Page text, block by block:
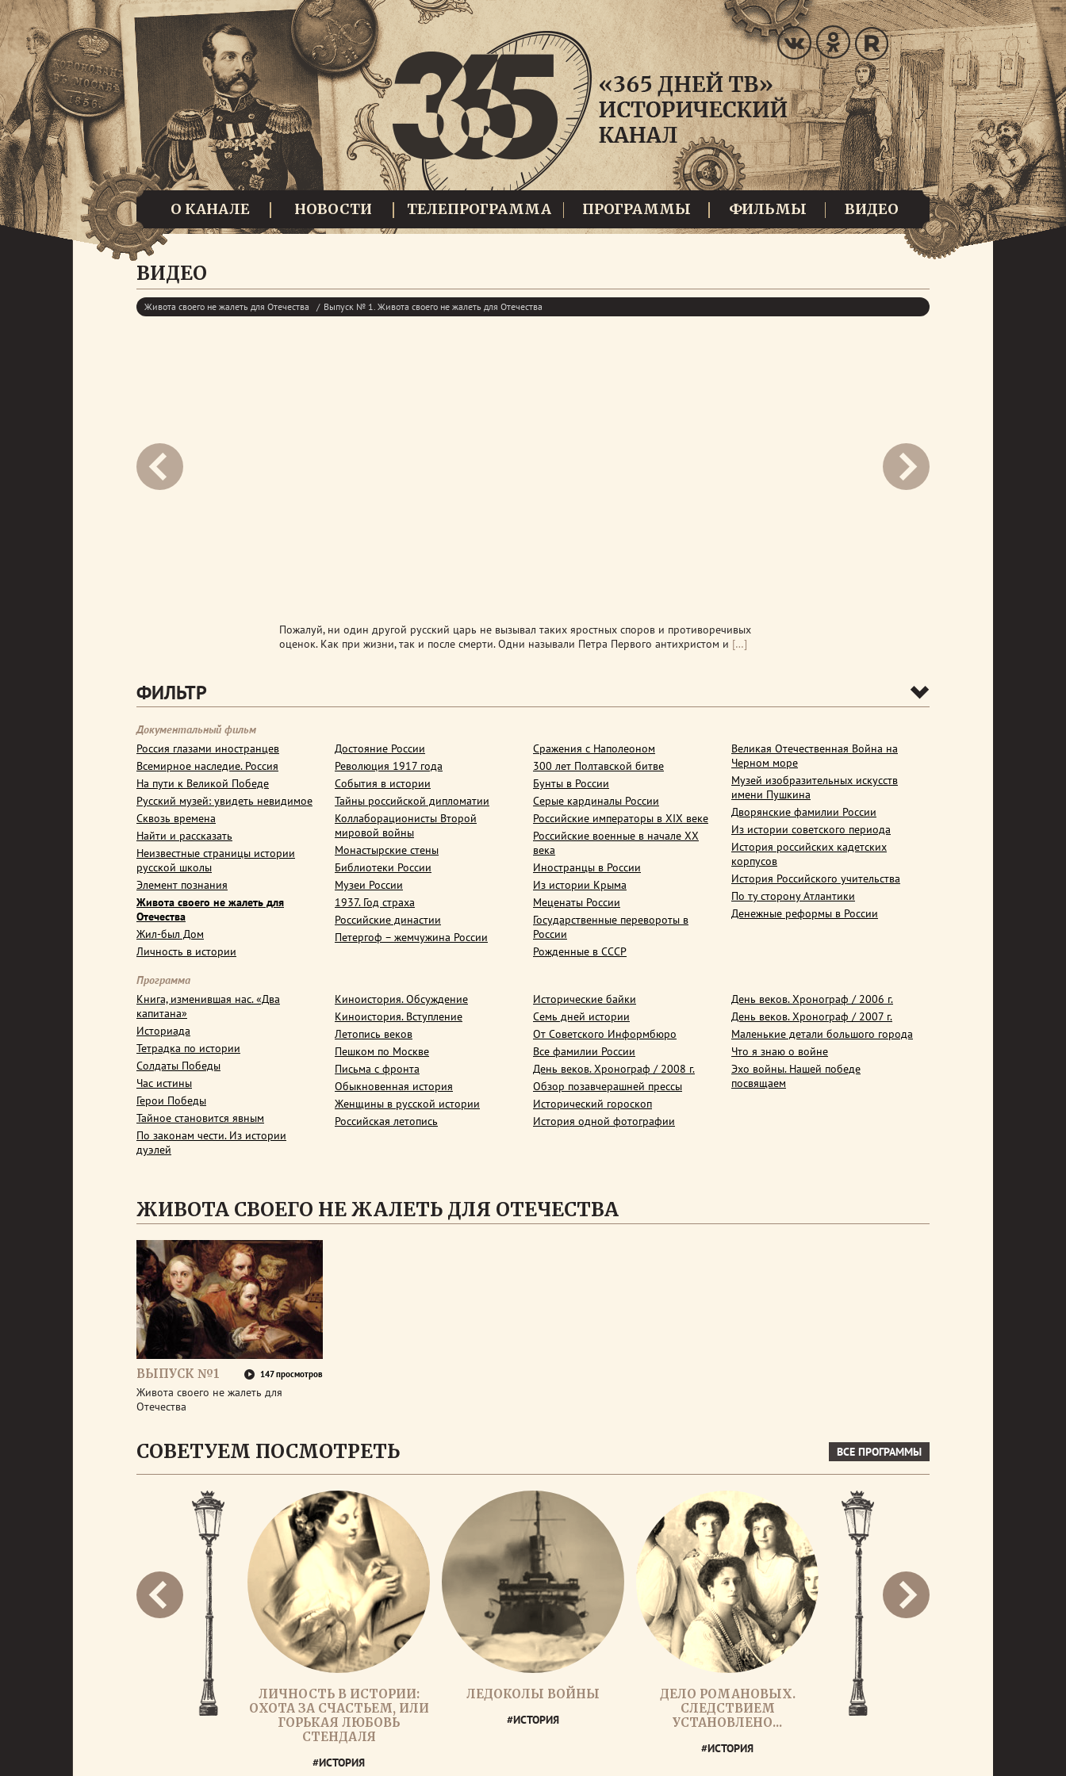
О КАНАЛЕ НОВОСТИ ТЕЛЕПРОГРАММА ПРОГРАММЫ ФИЛЬМЫ ВИДЕО
ВИДЕО
Живота своего не жалеть для Отечества Выпуск № 1. Живота своего не жалеть для Отечества
Пожалуй, ни один другой русский царь не вызывал таких яростных споров и противоречивых
оценок. Как при жизни, так и после смерти. Одни называли Петра Первого антихристом и […]
ФИЛЬТР
Документальный фильм
Россия глазами иностранцев
Всемирное наследие. Россия
На пути к Великой Победе
Русский музей: увидеть невидимое
Сквозь времена
Найти и рассказать
Неизвестные страницы истории
русской школы
Элемент познания
Живота своего не жалеть для
Отечества
Жил-был Дом
Личность в истории
Достояние России
Революция 1917 года
События в истории
Тайны российской дипломатии
Коллаборационисты Второй
мировой войны
Монастырские стены
Библиотеки России
Музеи России
1937. Год страха
Российские династии
Петергоф – жемчужина России
Сражения с Наполеоном
300 лет Полтавской битве
Бунты в России
Серые кардиналы России
Российские императоры в XIX веке
Российские военные в начале ХХ
века
Иностранцы в России
Из истории Крыма
Меценаты России
Государственные перевороты в
России
Рожденные в СССР
Великая Отечественная Война на
Черном море
Музей изобразительных искусств
имени Пушкина
Дворянские фамилии России
Из истории советского периода
История российских кадетских
корпусов
История Российского учительства
По ту сторону Атлантики
Денежные реформы в России
Программа
Книга, изменившая нас. «Два
капитана»
Историада
Тетрадка по истории
Солдаты Победы
Час истины
Герои Победы
Тайное становится явным
По законам чести. Из истории
дуэлей
Киноистория. Обсуждение
Киноистория. Вступление
Летопись веков
Пешком по Москве
Письма с фронта
Обыкновенная история
Женщины в русской истории
Российская летопись
Исторические байки
Семь дней истории
От Советского Информбюро
Все фамилии России
День веков. Хронограф / 2008 г.
Обзор позавчерашней прессы
Исторический гороскоп
История одной фотографии
День веков. Хронограф / 2006 г.
День веков. Хронограф / 2007 г.
Маленькие детали большого города
Что я знаю о войне
Эхо войны. Нашей победе
посвящаем
ЖИВОТА СВОЕГО НЕ ЖАЛЕТЬ ДЛЯ ОТЕЧЕСТВА
ВЫПУСК №1 147 просмотров
Живота своего не жалеть для
Отечества
СОВЕТУЕМ ПОСМОТРЕТЬ ВСЕ ПРОГРАММЫ
ЛИЧНОСТЬ В ИСТОРИИ:
ОХОТА ЗА СЧАСТЬЕМ, ИЛИ
ГОРЬКАЯ ЛЮБОВЬ
СТЕНДАЛЯ
#ИСТОРИЯ
ЛЕДОКОЛЫ ВОЙНЫ
#ИСТОРИЯ
ДЕЛО РОМАНОВЫХ.
СЛЕДСТВИЕМ
УСТАНОВЛЕНО...
#ИСТОРИЯ